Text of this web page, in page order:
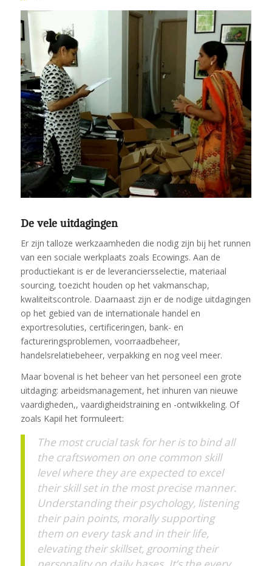
De vele uitdagingen
Er zijn talloze werkzaamheden die nodig zijn bij het runnen
van een sociale werkplaats zoals Ecowings. Aan de
productiekant is er de leveranciersselectie, materiaal
sourcing, toezicht houden op het vakmanschap,
kwaliteitscontrole. Daarnaast zijn er de nodige uitdagingen
op het gebied van de internationale handel en
exportresoluties, certificeringen, bank- en
factureringsproblemen, voorraadbeheer,
handelsrelatiebeheer, verpakking en nog veel meer.
Maar bovenal is het beheer van het personeel een grote
uitdaging: arbeidsmanagement, het inhuren van nieuwe
vaardigheden,, vaardigheidstraining en -ontwikkeling. Of
zoals Kapil het formuleert:
The most crucial task for her is to bind all
the craftswomen on one common skill
level where they are expected to excel
their skill set in the most precise manner.
Understanding their psychology, listening
their pain points, morally supporting
them on every task and in their life,
elevating their skillset, grooming their